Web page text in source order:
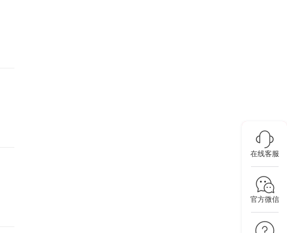
在线客服
官方微信